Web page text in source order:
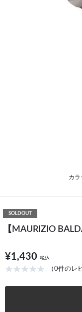
カラ
SOLDOUT
【MAURIZIO
¥1,430 税込
（0件のレ